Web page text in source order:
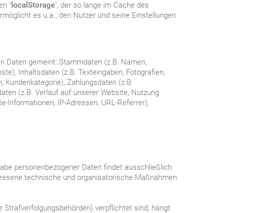
" localStorage", der so lange im Cache des
es u.a., den Nutzer und seine Einstellungen
Daten gemeint: Stammdaten (z.B. Namen,
Inhaltsdaten (z.B. Texteingaben, Fotografien,
Zahlungsdaten (z.B.
(z.B. Verlauf auf unserer Website, Nutzung
Informationen, IP-Adressen, URL-Referrer),
personenbezogener Daten findet ausschließlich
technische und organisatorische Maßnahmen
Strafverfolgungsbehörden) verpflichtet sind, hängt